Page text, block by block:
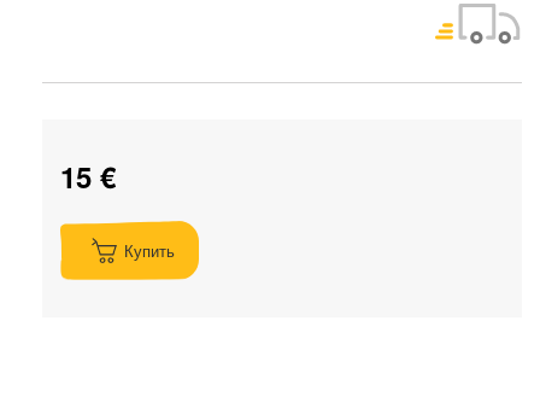
15 €
Купить